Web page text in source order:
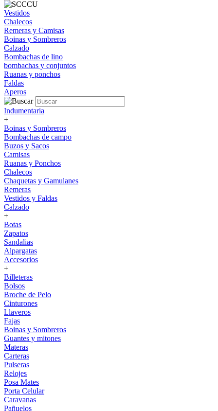
Vestidos
Chalecos
Remeras y Camisas
Boinas y Sombreros
Calzado
Bombachas de lino
bombachas y conjuntos
Ruanas y ponchos
Faldas
Aperos
Indumentaria
+
Boinas y Sombreros
Bombachas de campo
Buzos y Sacos
Camisas
Ruanas y Ponchos
Chalecos
Chaquetas y Gamulanes
Remeras
Vestidos y Faldas
Calzado
+
Botas
Zapatos
Sandalias
Alpargatas
Accesorios
+
Billeteras
Bolsos
Broche de Pelo
Cinturones
Llaveros
Fajas
Boinas y Sombreros
Guantes y mitones
Materas
Carteras
Pulseras
Relojes
Posa Mates
Porta Celular
Caravanas
Pañuelos